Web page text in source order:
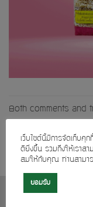
Both comments and
Previous
เว็บไซต์นี้มีการจัดเก็บคุ
ดียิ่งขึ้น รวมถึงให้เราสา
สมให้กับคุณ ท่านสามา
ยอมรับ